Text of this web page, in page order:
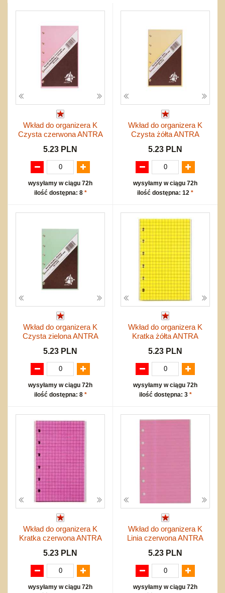
Dźwiekowe
Bajkowe
Maty do zabawy
Do rozkręcania
Pojazdy
Inne
do koszykówki
Nowości
Wyprzedaż
Promocje
Zakupy hurtowe
Koszty przesyłki
Regulamin
Kontakt
Mapa produktów
Wkład do organizera K
Czysta czerwona ANTRA
5.23 PLN
wysyłamy w ciągu 72h
ilość dostępna: 8 *
Wkład do organizera K
Czysta żółta ANTRA
5.23 PLN
wysyłamy w ciągu 72h
ilość dostępna: 12 *
Wkład do organizera K
Czysta zielona ANTRA
5.23 PLN
wysyłamy w ciągu 72h
ilość dostępna: 8 *
Wkład do organizera K
Kratka żółta ANTRA
5.23 PLN
wysyłamy w ciągu 72h
ilość dostępna: 3 *
Wkład do organizera K
Kratka czerwona ANTRA
5.23 PLN
wysyłamy w ciągu 72h
Wkład do organizera K
Linia czerwona ANTRA
5.23 PLN
wysyłamy w ciągu 72h